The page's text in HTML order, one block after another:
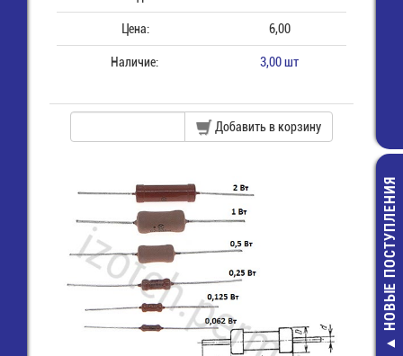
TRI-2-5
(RVL2-5)
"О" 5,3 мм,
НОВЫЕ ПОСТУПЛЕНИЯ
Цена: 6,00
Наличие: 3,00 шт
Добавить в корзину